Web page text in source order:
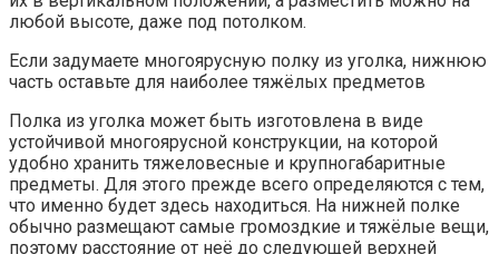
любой высоте, даже под потолком.
Если задумаете многоярусную полку из уголка, нижнюю
часть оставьте для наиболее тяжёлых предметов
Полка из уголка может быть изготовлена в виде
устойчивой многоярусной конструкции, на которой
удобно хранить тяжеловесные и крупногабаритные
предметы. Для этого прежде всего определяются с тем,
что именно будет здесь находиться. На нижней полке
обычно размещают самые громоздкие и тяжёлые вещи,
поэтому расстояние от неё до следующей верхней